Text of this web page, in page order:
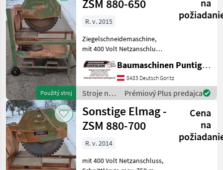
AKTUÁLNA
CESTA
stavebná
technika
Stroje
Na
Stavbu
Drvic Stol
Na
Sekanie
Kamena
VYBRAŤ
KATEGÓRIU
Drvič/ Stôl na sekanie kameňa
9
Resetovať
Zobraziť 9
výsledkov
Použitý stroj
ZSM 880-650
na
R. v. 2015
Ziegelschneidemaschine,
mit 400 Volt Netzanschluss,
Schnitttiefe max. 280 mm,
Referenznummer: 17397
Baumaschinen Puntigam
GmbH Unser Spe
Baumaschinen Puntigam GmbH
8483 Deutsch Goritz
Stroje na
stavbu /
Sonstige
Prémiový Plus predajca
Sonstige Elmag -
ZSM 880-700
Cena
na
R. v. 2014
mit 400 Volt Netzanschluss,